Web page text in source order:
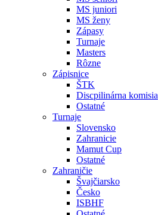
MS juniori
MS ženy
Zápasy
Turnaje
Masters
Rôzne
Zápisnice
ŠTK
Discpilinárna komisia
Ostatné
Turnaje
Slovensko
Zahranicie
Mamut Cup
Ostatné
Zahraničie
Švajčiarsko
Česko
ISBHF